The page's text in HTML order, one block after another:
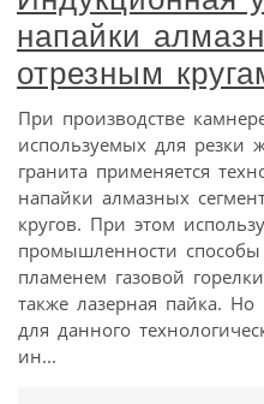
напайки
отрезным
При производстве
используемых для резки
гранита применяется
напайки алмазных
кругов. При этом
промышленности способы
пламенем газовой
также лазерная пайка.
для данного
ин...